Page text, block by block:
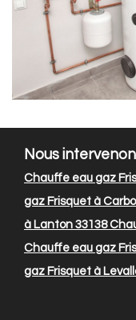
Nous
Chauffe eau gaz
gaz Frisquet à
à Lanton 33138
Chauffe eau gaz
gaz Frisquet à